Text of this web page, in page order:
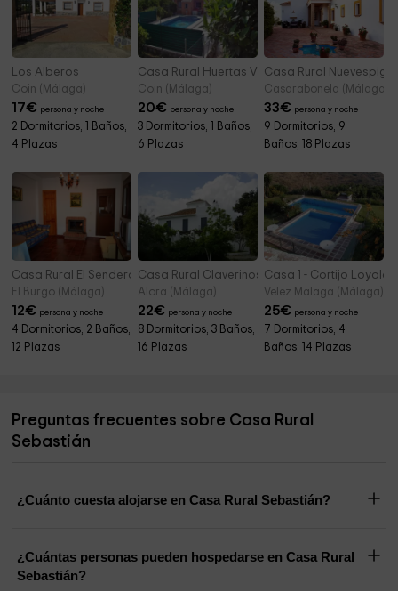
Los Alberos
Coin (Málaga)
17€ persona y noche
2 Dormitorios, 1 Baños,
4 Plazas
Casa Rural Huertas Viejas
Coin (Málaga)
20€ persona y noche
3 Dormitorios, 1 Baños,
6 Plazas
Casa Rural
Casarabonela (Málaga)
33€ persona y noche
9 Dormitorios, 9
Baños, 18 Plazas
Casa Rural El Sendero
El Burgo (Málaga)
12€ persona y noche
4 Dormitorios, 2 Baños,
12 Plazas
Casa Rural Claverinos
Alora (Málaga)
22€ persona y noche
8 Dormitorios, 3 Baños,
16 Plazas
Casa 1 - Cortijo Loyola
Velez Malaga (Málaga)
25€ persona y noche
7 Dormitorios, 4
Baños, 14 Plazas
Preguntas frecuentes sobre Casa Rural
Sebastián
¿Cuánto cuesta alojarse en Casa Rural Sebastián?
¿Cuántas personas pueden hospedarse en Casa Rural
Sebastián?